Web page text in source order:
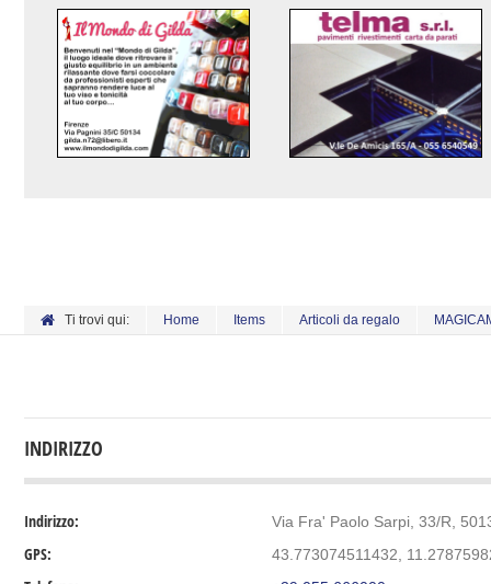
Ti trovi qui: Home Items Articoli da regalo
INDIRIZZO
Indirizzo: Via Fra' Paolo Sarpi, 33/R,
GPS: 43.773074511432,